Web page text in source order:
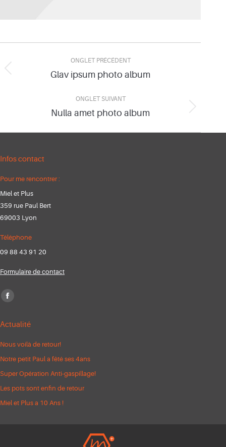
Navigation
de
commentaire
ONGLET PRÉCÉDENT
Onglet
Glav ipsum photo album
ONGLET SUIVANT
Onglet
Nulla amet photo album
Infos contact
Pour me rencontrer :
Miel et Plus
359 rue Paul Bert
69003 Lyon
Téléphone
09 88 43 91 20
Formulaire de contact
Trouvez nous sur :
Facebook
opens
Actualité
Nous voilà de retour!
Notre petit Paul a fêté ses 4ans
Super Opération Anti-gaspillage!
Les pots sont enfin de retour
Miel et Plus a 10 Ans !